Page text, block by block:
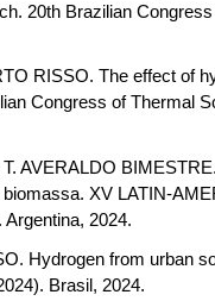
20th Brazilian
RISSO. The effect of
Congress of Thermal
AVERALDO
XV LATIN-
2024.
Hydrogen from urban
Brasil, 2024.